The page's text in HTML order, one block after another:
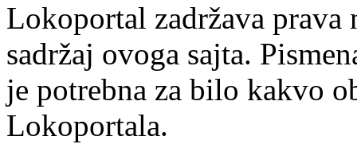
Lokoportal zadržava
sadržaj ovoga sajta.
je potrebna za bilo kakvo
Lokoportala.